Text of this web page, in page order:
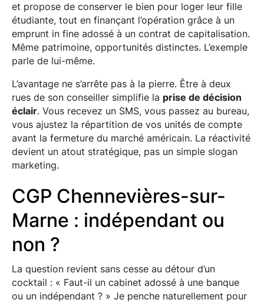
et propose de conserver le bien pour loger leur fille
étudiante, tout en finançant l’opération grâce à un
emprunt in fine adossé à un contrat de capitalisation.
Même patrimoine, opportunités distinctes. L’exemple
parle de lui-même.
L’avantage ne s’arrête pas à la pierre. Être à deux
rues de son conseiller simplifie la prise de décision
éclair. Vous recevez un SMS, vous passez au bureau,
vous ajustez la répartition de vos unités de compte
avant la fermeture du marché américain. La réactivité
devient un atout stratégique, pas un simple slogan
marketing.
CGP Chennevières-sur-
Marne : indépendant ou
non ?
La question revient sans cesse au détour d’un
cocktail : « Faut-il un cabinet adossé à une banque
ou un indépendant ? » Je penche naturellement pour